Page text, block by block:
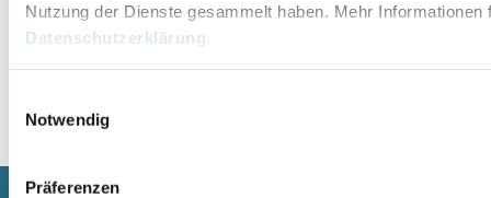
Nutzung der Dienste gesammelt haben. Mehr Informationen
Datenschutzerklärung.
Notwendig
Präferenzen
Alternative: